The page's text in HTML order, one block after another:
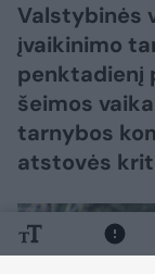
Valstybinės
įvaikinimo
penktadienį
šeimos
tarnybos
atstovės